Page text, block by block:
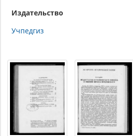
Издательство
Учпедгиз